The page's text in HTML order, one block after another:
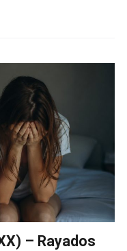
– Rayados